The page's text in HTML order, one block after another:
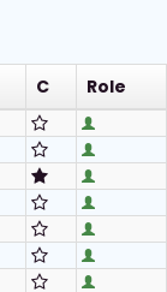
C Role